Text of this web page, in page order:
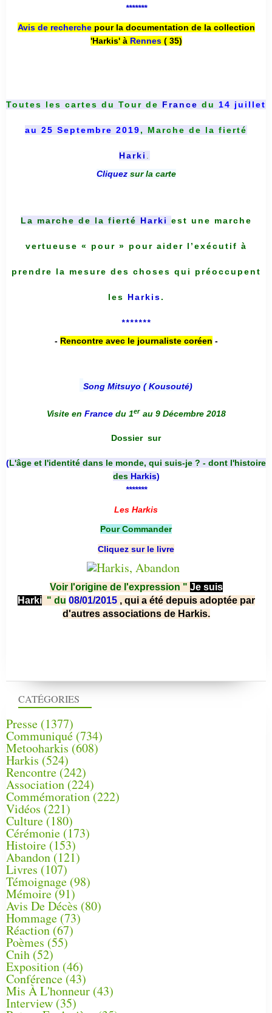
CATÉGORIES
Presse (1377)
Communiqué (734)
Metooharkis (608)
Harkis (524)
Rencontre (242)
Association (224)
Commémoration(222)
Vidéos (221)
Culture(180)
Cérémonie (173)
Histoire (153)
Abandon(121)
Livres (107)
Témoignage (98)
Mémoire (91)
Avis De Décès (80)
Hommage (73)
Réaction(67)
Poèmes (55)
Cnih (52)
Exposition (46)
Conférence(43)
Mis À L'honneur (43)
Interview (35)
*******
Avis de recherche pour la documentation de la collection
'Harkis' à Rennes( 35)
Toutes les cartes du Tour de France du 14 juillet
au 25 Septembre 2019, Marche de la fierté
Harki
Cliquez sur la carte
La marche de la fierté Harki est une marche
vertueuse « pour » pour aider l’exécutif à
prendre la mesure des choses qui préoccupent
les Harkis.
*******
- Rencontre avec le journaliste coréen -
Song Mitsuyo ( Kousouté)
Visite en France du 1er au 9 Décembre 2018
Dossier sur
(L'âge et l'identité dans le monde, qui suis-je ? - dont l'histoire
des Harkis)
*******
Les Harkis
Pour Commander
Cliquez sur le livre
Voir l'origine de l'expression " Je suis
Harki " du 08/01/2015 , qui a été depuis adoptée par
d'autres associations de Harkis.